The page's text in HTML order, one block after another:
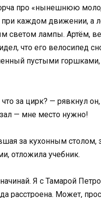
про «нынешнюю
каждом движении, а
светом лампы. Артём,
что его велосипед
пустыми
что за цирк? — рявкнул
— мне место нужно!
за кухонным столом,
отложила учебник.
Я с Тамарой
расстроена. Может,